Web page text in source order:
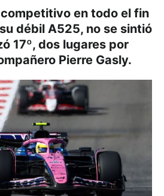
en todo el fin
débil A525, no se sintió
17º, dos lugares por
Pierre Gasly.